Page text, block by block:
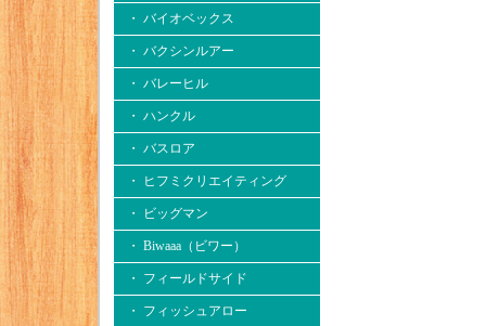
・ バイオベックス
・ バクシンルアー
・ バレーヒル
・ ハンクル
・ バスロア
・ ヒフミクリエイティング
・ ビッグマン
・ Biwaaa（ビワー）
・ フィールドサイド
・ フィッシュアロー